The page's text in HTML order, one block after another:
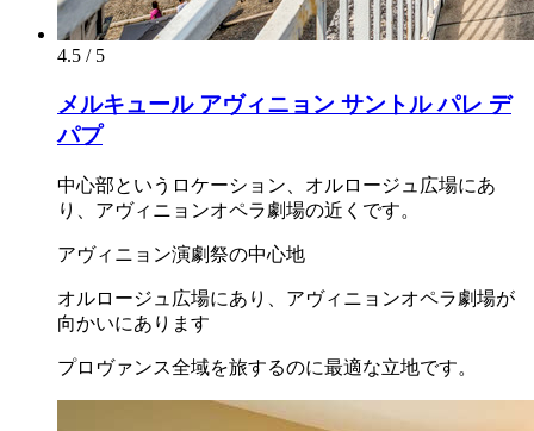
4.5 / 5
メルキュール アヴィニョン サントル パレ デ
パプ
中心部というロケーション、オルロージュ広場にあ
り、アヴィニョンオペラ劇場の近くです。
アヴィニョン演劇祭の中心地
オルロージュ広場にあり、アヴィニョンオペラ劇場が
向かいにあります
プロヴァンス全域を旅するのに最適な立地です。